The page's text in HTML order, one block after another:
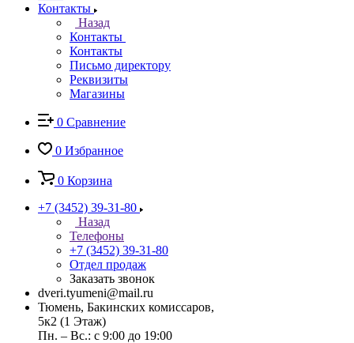
Контакты
Назад
Контакты
Контакты
Письмо директору
Реквизиты
Магазины
0 Сравнение
0 Избранное
0 Корзина
+7 (3452) 39-31-80
Назад
Телефоны
+7 (3452) 39-31-80
Отдел продаж
Заказать звонок
dveri.tyumeni@mail.ru
Тюмень, Бакинских комиссаров,
5к2 (1 Этаж)
Пн. – Вс.: с 9:00 до 19:00